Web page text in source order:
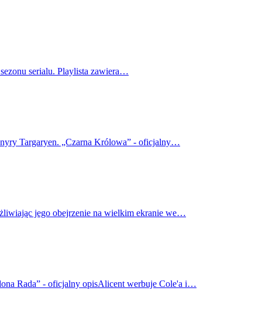
serialu. Playlista zawiera…
Targaryen. „Czarna Królowa” - oficjalny…
jego obejrzenie na wielkim ekranie we…
Rada” - oficjalny opisAlicent werbuje Cole'a i…